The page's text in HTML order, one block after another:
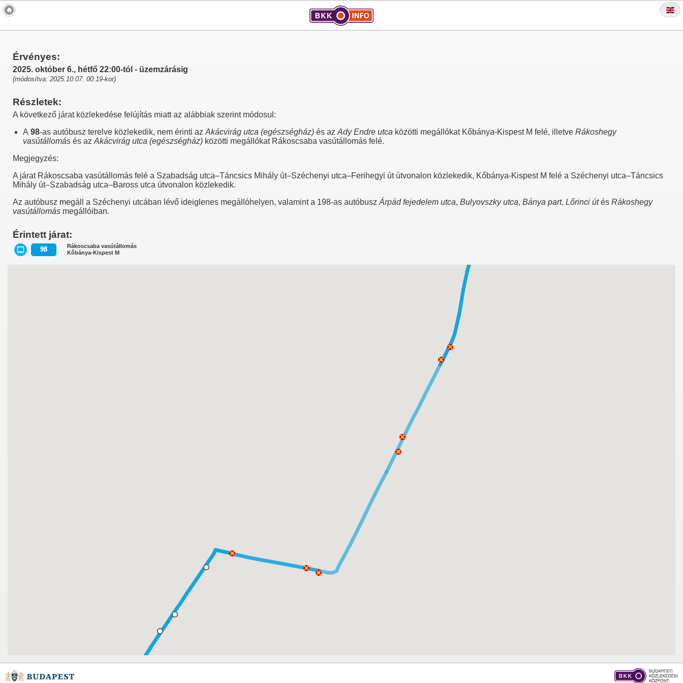
Érvényes:
2025. október 6., hétfő 22:00-tól - üzemzárásig
(módosítva: 2025.10.07. 00:19-kor)
Részletek:
A következő járat közlekedése felújítás miatt az alábbiak szerint módosul:
A 98-as autóbusz terelve közlekedik, nem érinti az Akácvirág utca (egészségház) és az Ady Endre utca közötti megállókat Kőbánya-Kispest M felé, illetve Rákoshegy
vasútállomás és az Akácvirág utca (egészségház) közötti megállókat Rákoscsaba vasútállomás felé.
Megjegyzés:
A járat Rákoscsaba vasútállomás felé a Szabadság utca–Táncsics Mihály út–Széchenyi utca–Ferihegyi út útvonalon közlekedik, Kőbánya-Kispest M felé a Széchenyi utca–Táncsics
Mihály út–Szabadság utca–Baross utca útvonalon közlekedik.
Az autóbusz megáll a Széchenyi utcában lévő ideiglenes megállóhelyen, valamint a 198-as autóbusz Árpád fejedelem utca, Bulyovszky utca, Bánya part, Lőrinci útés Rákoshegy
vasútállomás megállóiban.
Érintett járat:
98
Rákoscsaba vasútállomás
Kőbánya-Kispest M